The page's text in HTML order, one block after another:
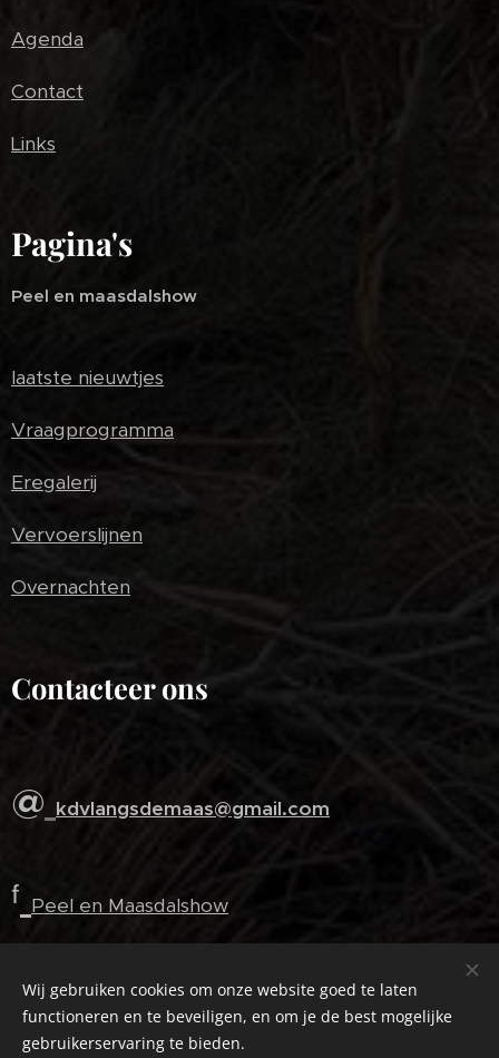
Agenda
Contact
Links
Pagina's
Peel en maasdalshow
laatste nieuwtjes
Vraagprogramma
Eregalerij
Vervoerslijnen
Overnachten
Contacteer ons
@ kdvlangsdemaas@gmail.com
ᶠ Peel en Maasdalshow
ᶠLangs de Maas
Wij gebruiken cookies om onze website goed te laten
functioneren en te beveiligen, en om je de best mogelijke
gebruikerservaring te bieden.